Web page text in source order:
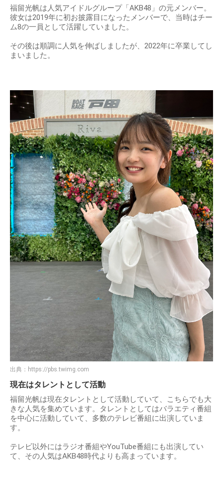
福留光帆は人気アイドルグループ「AKB48」の元メンバー。
彼女は2019年に初お披露目になったメンバーで、当時はチー
ム8の一員として活躍していました。
その後は順調に人気を伸ばしましたが、2022年に卒業してし
まいました。
出典： https://pbs.twimg.com
現在はタレントとして活動
福留光帆は現在タレントとして活動していて、こちらでも大
きな人気を集めています。タレントとしてはバラエティ番組
を中心に活動していて、多数のテレビ番組に出演していま
す。
テレビ以外にはラジオ番組やYouTube番組にも出演してい
て、その人気はAKB48時代よりも高まっています。